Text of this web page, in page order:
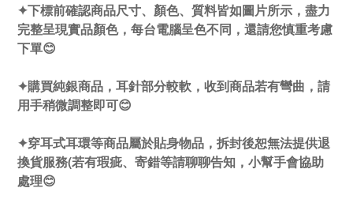
✦下標前確認商品尺寸、顏色、質料皆如圖片所示，盡力
完整呈現實品顏色，每台電腦呈色不同，還請您慎重考慮
下單😊
✦購買純銀商品，耳針部分較軟，收到商品若有彎曲，請
用手稍微調整即可😊
✦穿耳式耳環等商品屬於貼身物品，拆封後恕無法提供退
換貨服務(若有瑕疵、寄錯等請聊聊告知，小幫手會協助
處理😊